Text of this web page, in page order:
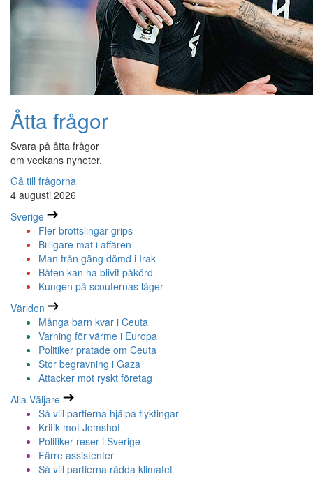
Åtta frågor
Svara på åtta frågor
om veckans nyheter.
Gå till frågorna
4 augusti 2026
Sverige
Fler brottslingar grips
Billigare mat i affären
Man från gäng dömd i Irak
Båten kan ha blivit påkörd
Kungen på scouternas läger
Världen
Många barn kvar i Ceuta
Varning för värme i Europa
Politiker pratade om Ceuta
Stor begravning i Gaza
Attacker mot ryskt företag
Alla Väljare
Så vill partierna hjälpa flyktingar
Kritik mot Jomshof
Politiker reser i Sverige
Färre assistenter
Så vill partierna rädda klimatet